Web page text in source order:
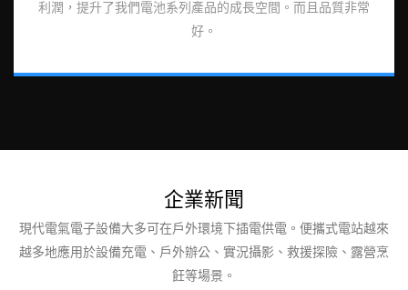
利潤，提升了我們電池系列產品的成長空間。而且品質非常
好。
企業新聞
現代電氣電子設備大多可在戶外環境下插電供電。便攜式電站越來
越多地應用於設備充電、戶外辦公、實況攝影、救援探險、露營烹
飪等場景。